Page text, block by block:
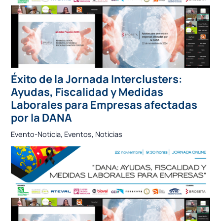
Éxito de la Jornada Interclusters:
Ayudas, Fiscalidad y Medidas
Laborales para Empresas afectadas
por la DANA
Evento-Noticia, Eventos, Noticias